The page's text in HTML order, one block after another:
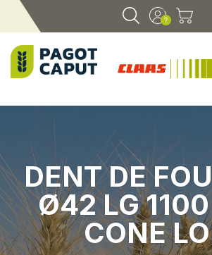
DENT DE
Ø42 LG
CONE